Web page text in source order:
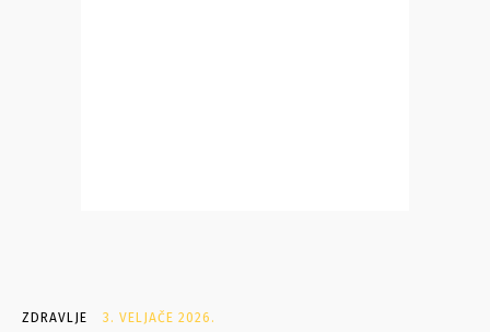
ZDRAVLJE 3. VELJAČE 2026.